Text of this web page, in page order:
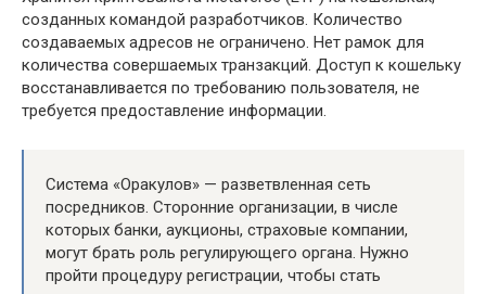
созданных командой разработчиков. Количество
создаваемых адресов не ограничено. Нет рамок для
количества совершаемых транзакций. Доступ к кошельку
восстанавливается по требованию пользователя, не
требуется предоставление информации.
Система «Оракулов» — разветвленная сеть
посредников. Сторонние организации, в числе
которых банки, аукционы, страховые компании,
могут брать роль регулирующего органа. Нужно
пройти процедуру регистрации, чтобы стать